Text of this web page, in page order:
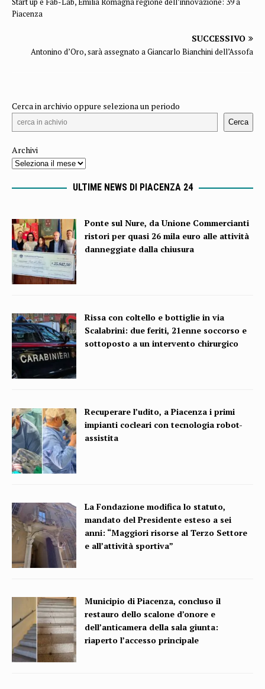
Piacenza
SUCCESSIVO
Antonino d’Oro, sarà assegnato a Giancarlo Bianchini dell’Assofa
Cerca in archivio oppure seleziona un periodo
Cerca
Archivi
ULTIME NEWS DI PIACENZA 24
Ponte sul Nure, da Unione Commercianti
ristori per quasi 26 mila euro alle attività
danneggiate dalla chiusura
Rissa con coltello e bottiglie in via
Scalabrini: due feriti, 21enne soccorso e
sottoposto a un intervento chirurgico
Recuperare l’udito, a Piacenza i primi
impianti cocleari con tecnologia robot-
assistita
La Fondazione modifica lo statuto,
mandato del Presidente esteso a sei
anni: “Maggiori risorse al Terzo Settore
e all’attività sportiva”
Municipio di Piacenza, concluso il
restauro dello scalone d’onore e
dell’anticamera della sala giunta:
riaperto l’accesso principale